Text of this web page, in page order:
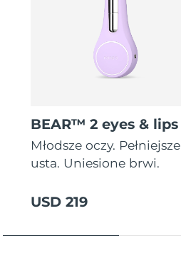
BEAR™ 2 eyes & lips
Młodsze oczy. Pełniejsze
usta. Uniesione brwi.
USD 219